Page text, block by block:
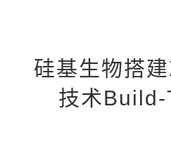
硅基生物搭
技术Build-